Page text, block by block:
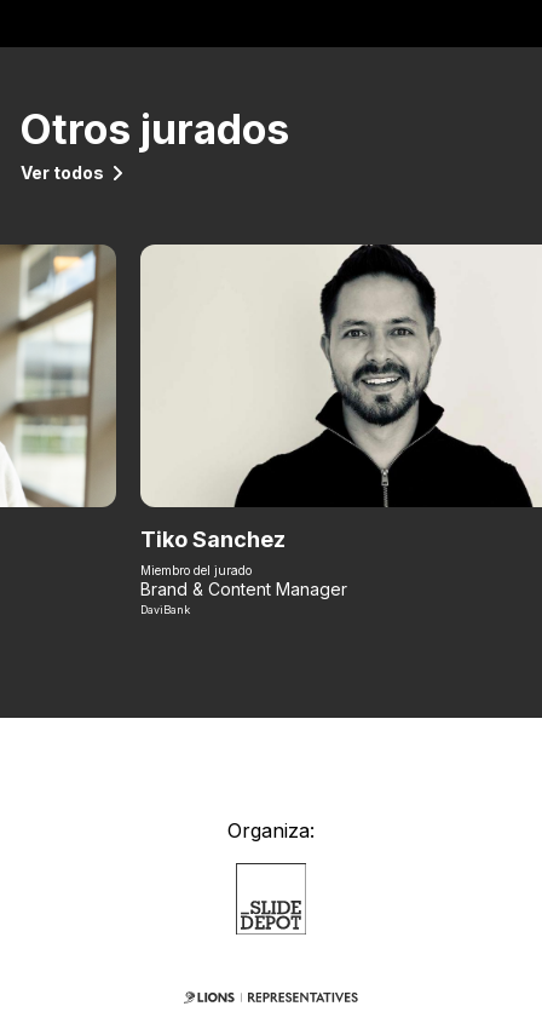
Otros jurados
Ver todos
Tiko Sanchez
Miembro del jurado
Brand & Content Manager
DaviBank
Organiza: